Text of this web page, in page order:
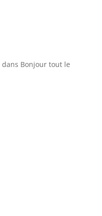
dans Bonjour tout le